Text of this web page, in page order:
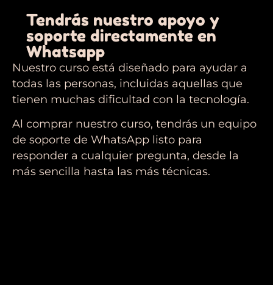
Tendrás nuestro apoyo y
soporte directamente en
Whatsapp
Nuestro curso está diseñado para ayudar a
todas las personas, incluidas aquellas que
tienen muchas dificultad con la tecnología.
Al comprar nuestro curso, tendrás un equipo
de soporte de WhatsApp listo para
responder a cualquier pregunta, desde la
más sencilla hasta las más técnicas.